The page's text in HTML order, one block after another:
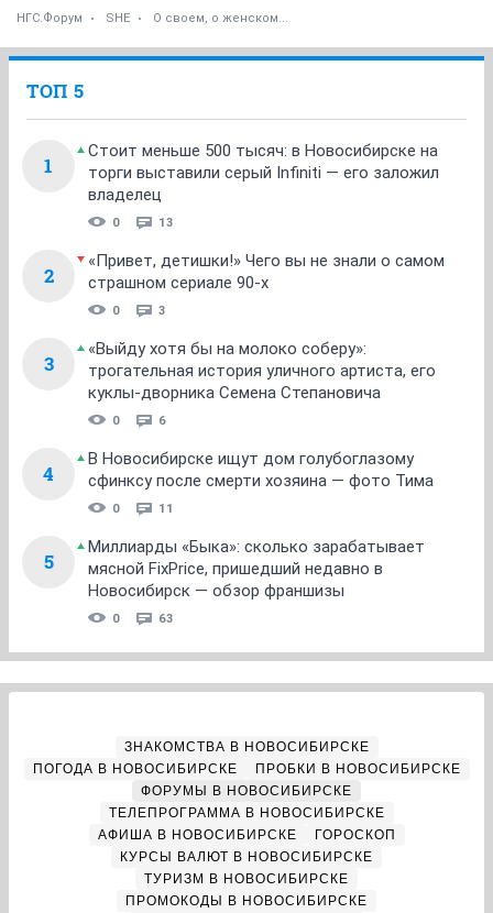
НГС.Форум SHE О своем, о женском...
ТОП 5
1
Стоит меньше 500 тысяч: в Новосибирске на
торги выставили серый Infiniti — его заложил
владелец
0 13
2
«Привет, детишки!» Чего вы не знали о самом
страшном сериале 90-х
0 3
3
«Выйду хотя бы на молоко соберу»:
трогательная история уличного артиста, его
куклы-дворника Семена Степановича
0 6
4
В Новосибирске ищут дом голубоглазому
сфинксу после смерти хозяина — фото Тима
0 11
5
Миллиарды «Быка»: сколько зарабатывает
мясной FixPrice, пришедший недавно в
Новосибирск — обзор франшизы
0 63
ЗНАКОМСТВА В НОВОСИБИРСКЕ
ПОГОДА В НОВОСИБИРСКЕ
ПРОБКИ В НОВОСИБИРСКЕ
ФОРУМЫ В НОВОСИБИРСКЕ
ТЕЛЕПРОГРАММА В НОВОСИБИРСКЕ
АФИША В НОВОСИБИРСКЕ
ГОРОСКОП
КУРСЫ ВАЛЮТ В НОВОСИБИРСКЕ
ТУРИЗМ В НОВОСИБИРСКЕ
ПРОМОКОДЫ В НОВОСИБИРСКЕ